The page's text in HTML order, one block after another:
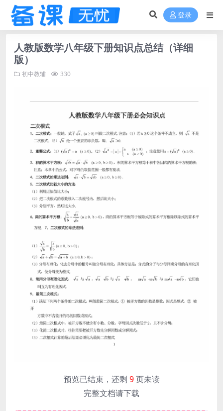
登录
人教版数学八年级下册知识点总结（详细
版）
初中教辅 330
预览已结束，还剩 9页未读
完整文档请下载